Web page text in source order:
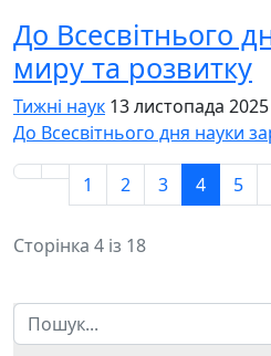
До Всесвітнього
миру та розвитку
Тижні наук 13 листопада 2025
До Всесвітнього дня науки
1 2 3 4 5
Сторінка 4 із 18
Пошук